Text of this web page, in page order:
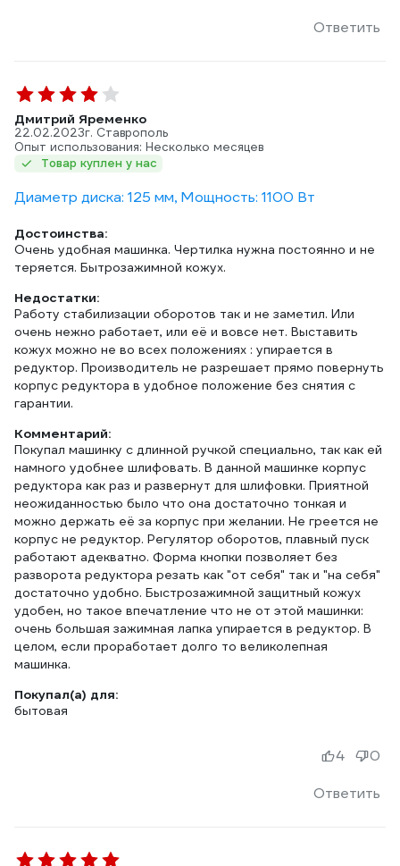
Ответить
Дмитрий Яременко
22.02.2023г. Ставрополь
Опыт использования: Несколько месяцев
Товар куплен у нас
Диаметр диска: 125 мм, Мощность: 1100 Вт
Достоинства:
Очень удобная машинка. Чертилка нужна постоянно и не
теряется. Бытрозажимной кожух.
Недостатки:
Работу стабилизации оборотов так и не заметил. Или
очень нежно работает, или её и вовсе нет. Выставить
кожух можно не во всех положениях : упирается в
редуктор. Производитель не разрешает прямо повернуть
корпус редуктора в удобное положение без снятия с
гарантии.
Комментарий:
Покупал машинку с длинной ручкой специально, так как ей
намного удобнее шлифовать. В данной машинке корпус
редуктора как раз и развернут для шлифовки. Приятной
неожиданностью было что она достаточно тонкая и
можно держать её за корпус при желании. Не греется не
корпус не редуктор. Регулятор оборотов, плавный пуск
работают адекватно. Форма кнопки позволяет без
разворота редуктора резать как "от себя" так и "на себя"
достаточно удобно. Быстрозажимной защитный кожух
удобен, но такое впечатление что не от этой машинки:
очень большая зажимная лапка упирается в редуктор. В
целом, если проработает долго то великолепная
машинка.
Покупал(а) для:
бытовая
Ответить
4 0